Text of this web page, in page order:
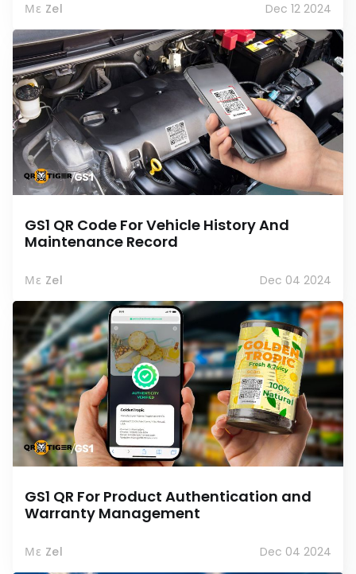
Με Zel Dec 12 2024
GS1 QR Code For Vehicle History And
Maintenance Record
Με Zel Dec 04 2024
GS1 QR For Product Authentication and
Warranty Management
Με Zel Dec 04 2024